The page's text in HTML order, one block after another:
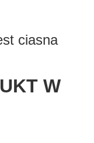
ciasna
W